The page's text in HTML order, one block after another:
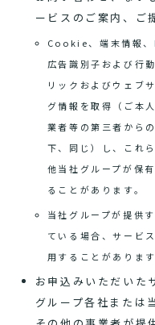
ービスのご案内、ご
Cookie、端末情報、
広告識別子および行
リックおよびウェブ
グ情報を取得（ご本
業者等の第三者から
下、同じ）し、これ
他当社グループが保
ることがあります。
当社グループが提供
ている場合、サービ
用することがあります
お申込みいただいた
グループ各社または